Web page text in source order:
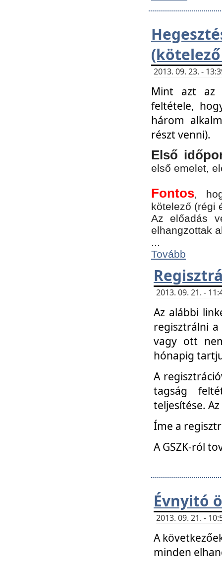
2013. 09. 23. -
Mint azt az
feltétele,
három
részt venni).
Első
első emelet,
Fontos,
kötelező (régi
Az előadás
elhangzottak
...
Tovább
2013. 09. 21. -
Az alábbi
regisztrálni
vagy ott
hónapig
A
tagság
teljesítése.
Íme a
A GSZK-ról
Évnyitó
2013. 09. 21. -
A
minden